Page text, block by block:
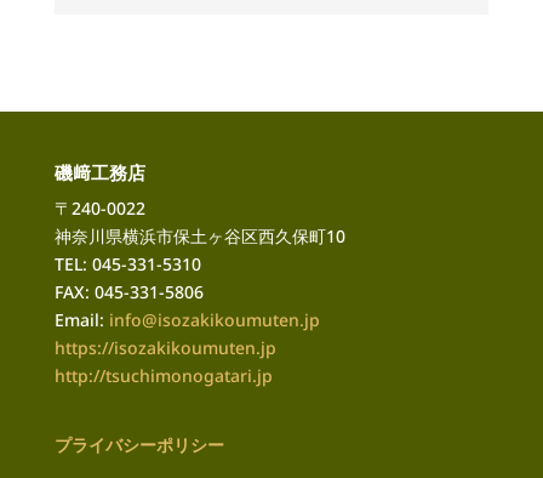
磯﨑工務店
〒240-0022
神奈川県横浜市保土ヶ谷区西久保町10
TEL: 045-331-5310
FAX: 045-331-5806
Email: info@isozakikoumuten.jp
https://isozakikoumuten.jp
http://tsuchimonogatari.jp
プライバシーポリシー